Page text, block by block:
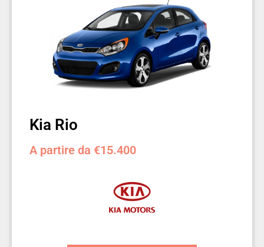
Kia Rio
A partire da €15.400